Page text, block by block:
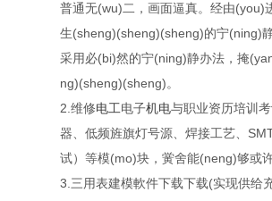
普通无(wu)二，画面逼真。经由
生(sheng)(sheng)(sheng)的宁(ning)
采用必(bi)然的宁(ning)静办法，掩
ng)(sheng)(sheng)。
2.维修电工电子机电与职业资历培训
器、低频旌旗灯号源、焊接工艺、
试）等模(mo)块，黉舍能(neng)够或
3.三用表建模軟件下载下载(实现供给